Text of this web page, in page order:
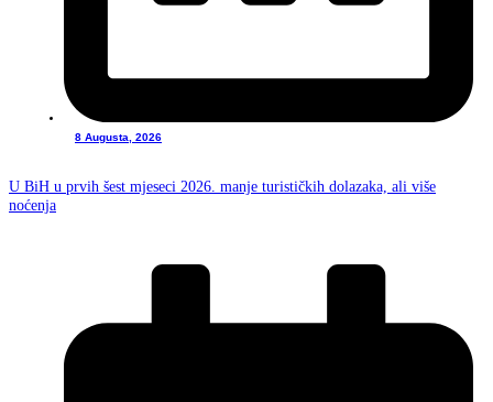
8 Augusta, 2026
U BiH u prvih šest mjeseci 2026. manje turističkih dolazaka, ali više
noćenja